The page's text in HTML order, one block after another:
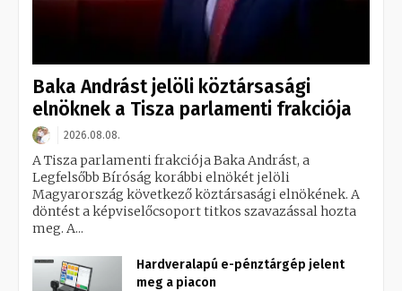
Baka Andrást jelöli köztársasági
elnöknek a Tisza parlamenti frakciója
2026.08.08.
A Tisza parlamenti frakciója Baka Andrást, a
Legfelsőbb Bíróság korábbi elnökét jelöli
Magyarország következő köztársasági elnökének. A
döntést a képviselőcsoport titkos szavazással hozta
meg. A...
Hardveralapú e-pénztárgép jelent
meg a piacon